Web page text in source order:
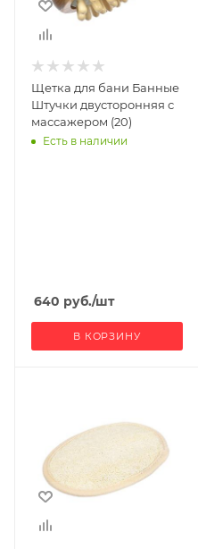
Щетка для бани Банные
Штучки двусторонняя с
массажером (20)
Есть в наличии
640 руб./шт
В КОРЗИНУ